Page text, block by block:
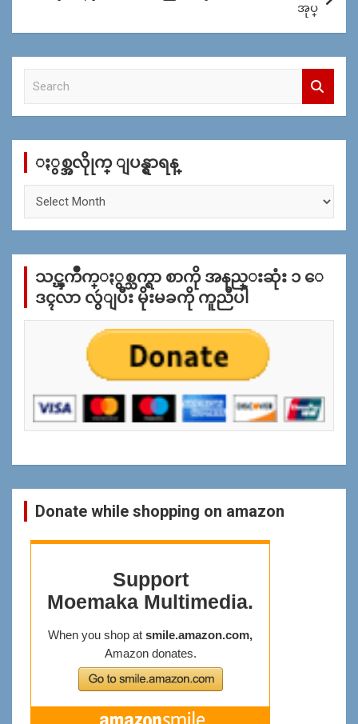
အုပ္
c
ႏွစ္အလိုုက္ ျပန္ရွာရန္
က္
န္
သင္ၾကိဳက္ႏွစ္သက္ရာ စာကို အနည္းဆုံး ၁ ေ
ဒၚလာ လွဴျပီး မိုးမခကို ကူညီပါ
Donate while shopping on amazon